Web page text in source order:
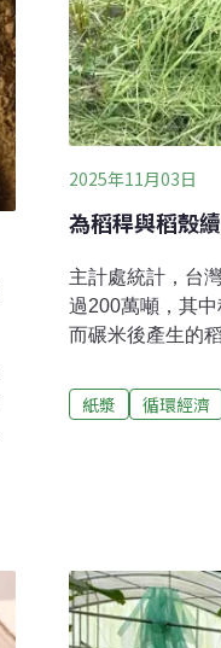
2025年11月03日
為稻稈與稻殼
主計處統計，台
過200萬噸，其
而碾米後產生的
灰燼埋入土中，
氣污染防制法》
在水溝堵塞排水
量高，分解速度
痛。變成100%稻
紙漿 循環經濟